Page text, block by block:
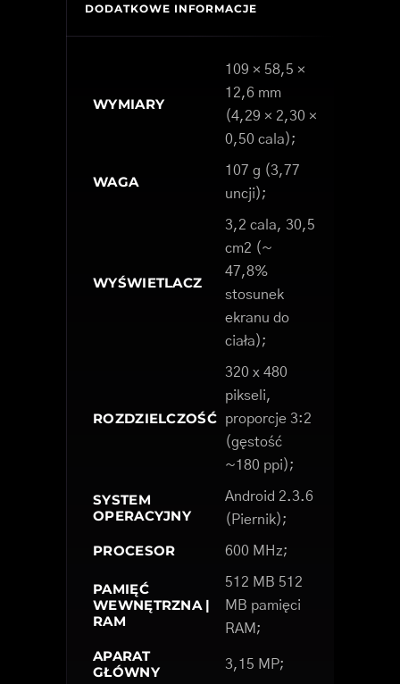
DODATKOWE INFORMACJE
WYMIARY
109 × 58,5 ×
12,6 mm
(4,29 × 2,30 ×
0,50 cala);
WAGA
107 g (3,77
uncji);
WYŚWIETLACZ
3,2 cala, 30,5
cm2 (~
47,8%
stosunek
ekranu do
ciała);
ROZDZIELCZOŚĆ
320 x 480
pikseli,
proporcje 3:2
(gęstość
~180 ppi);
SYSTEM
OPERACYJNY
Android 2.3.6
(Piernik);
PROCESOR 600 MHz;
PAMIĘĆ
WEWNĘTRZNA |
RAM
512 MB 512
MB pamięci
RAM;
APARAT
GŁÓWNY
3,15 MP;